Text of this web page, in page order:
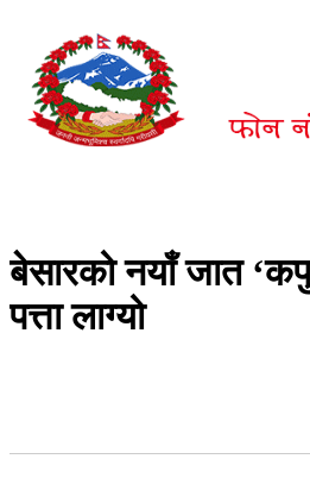
बेसारको नयाँ जात
पत्ता लाग्यो